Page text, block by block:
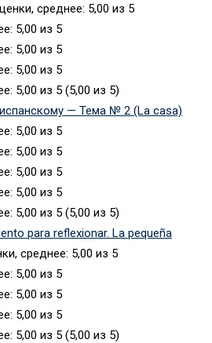
(5,00 из 5)
— Тема № 2 (La casa)
(5,00 из 5)
para reflexionar. La pequeña
(5,00 из 5)